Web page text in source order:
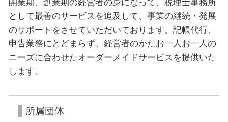
開業期、創業期の経営者の身になって、税理士事務所
として最善のサービスを追及して、事業の継続・発展
のサポートをさせていただいております。記帳代行、
申告業務にとどまらず、経営者のかたお一人お一人の
ニーズに合わせたオーダーメイドサービスを提供いた
します。
所属団体